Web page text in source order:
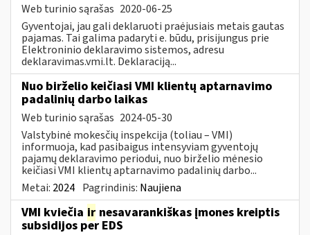
Web turinio sąrašas 2020-06-25
Gyventojai, jau gali deklaruoti praėjusiais metais gautas
pajamas. Tai galima padaryti e. būdu, prisijungus prie
Elektroninio deklaravimo sistemos, adresu
deklaravimas.vmi.lt. Deklaraciją...
Nuo birželio keičiasi VMI klientų aptarnavimo
padalinių darbo laikas
Web turinio sąrašas 2024-05-30
Valstybinė mokesčių inspekcija (toliau – VMI)
informuoja, kad pasibaigus intensyviam gyventojų
pajamų deklaravimo periodui, nuo birželio mėnesio
keičiasi VMI klientų aptarnavimo padalinių darbo...
Metai: 2024 Pagrindinis: Naujiena
VMI kviečia ir nesavarankiškas įmones kreiptis
subsidijos per EDS